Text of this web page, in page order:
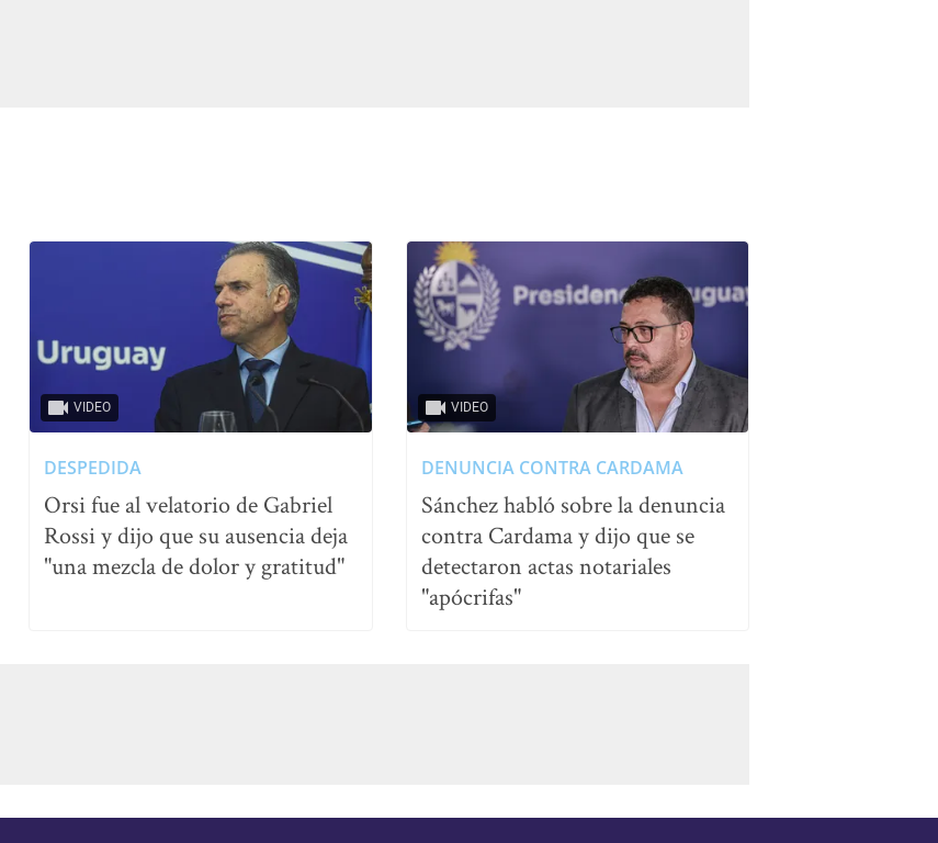
VIDEO
DESPEDIDA
Orsi fue al velatorio de Gabriel
Rossi y dijo que su ausencia deja
"una mezcla de dolor y gratitud"
VIDEO
DENUNCIA CONTRA CARDAMA
Sánchez habló sobre la denuncia
contra Cardama y dijo que se
detectaron actas notariales
"apócrifas"